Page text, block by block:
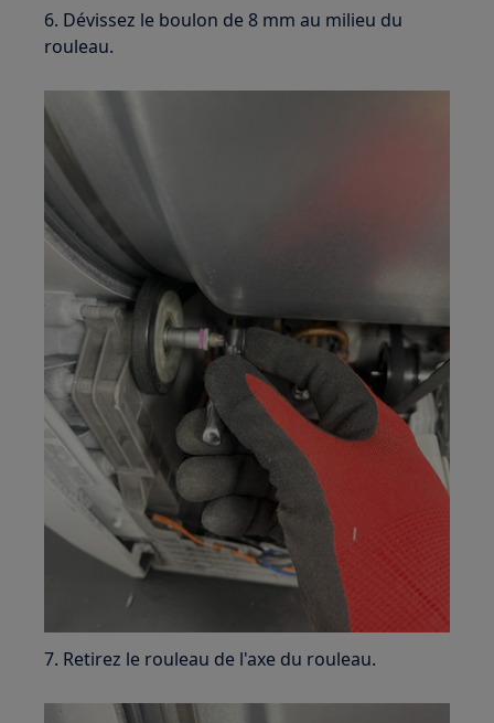
6. Dévissez le boulon de 8 mm au milieu du
rouleau.
7. Retirez le rouleau de l'axe du rouleau.